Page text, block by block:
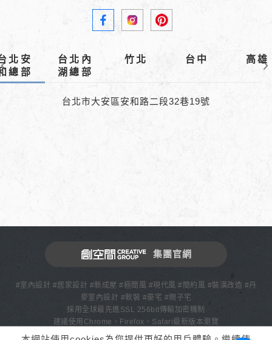
北安
總部
台北內
湖總部
竹北 台中 高雄
台北市大安區安和路二段32巷19號
集團官網
#室內設計 #居家設計 #新成屋 #極簡風 #現代風 #簡約風 #裝潢改造 #丹
麥室內設計 #軟裝 #豪宅 #親子宅
採用全球最先進SSL 256bit傳輸加密機制
建議使用Chrome、Firefox、Safari最新版本瀏覽
Design by WebTech 網頁設計